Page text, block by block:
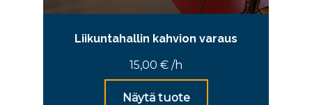
Liikuntahallin kahvion varaus
15,00 € /h
Näytä tuote